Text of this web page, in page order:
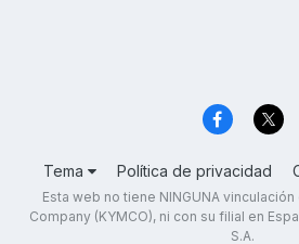
Tema Política de privacidad
Esta web no tiene NINGUNA
Company (KYMCO), ni con su filial en
S.A.